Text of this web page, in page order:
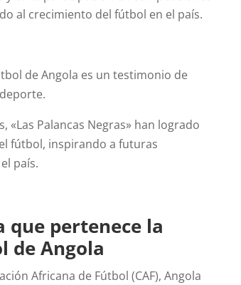
al crecimiento del fútbol en el país.
de Angola es un testimonio de
«Las Palancas Negras» han logrado
fútbol, inspirando a futuras
país.
que pertenece la
de Angola
Africana de Fútbol (CAF), Angola